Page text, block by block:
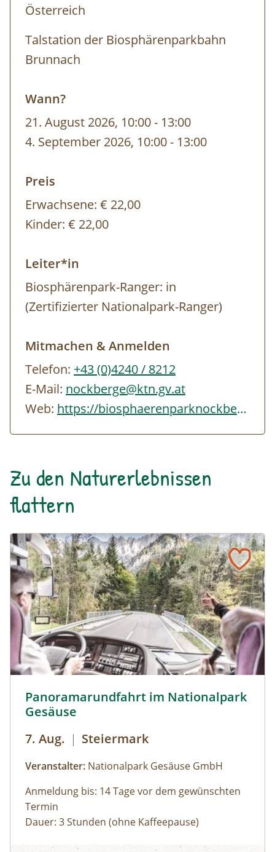
Österreich
Talstation der Biosphärenparkbahn
Brunnach
Wann?
21. August 2026, 10:00- bis
13:00
4. September 2026, 10:00- bis
13:00
Preis
Erwachsene: € 22,00
Kinder: € 22,00
Leiter*in
Biosphärenpark-Ranger: in
(Zertifizierter Nationalpark-Ranger)
Mitmachen & Anmelden
Telefon: +43 (0)4240 / 8212
E-Mail: nockberge@ktn.gv.at
Web:
https://biosphaerenparknockberge.at/tourenangebot
Zu den Naturerlebnissen
flattern
Panoramarundfahrt im Nationalpark
Gesäuse
7. Aug. | Steiermark
Veranstalter: Nationalpark Gesäuse GmbH
Anmeldung bis: 14 Tage vor dem gewünschten
Termin
Dauer: 3 Stunden (ohne Kaffeepause)